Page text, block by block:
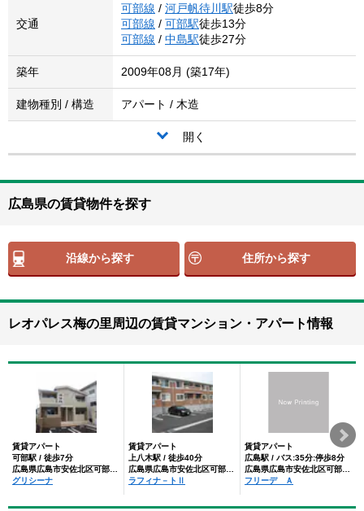
交通
可部線 / 河戸帆待川駅徒歩8分
可部線 / 可部駅徒歩13分
可部線 / 中島駅徒歩27分
築年 2009年08月 (築17年)
建物種別 / 構造 アパート / 木造
開く
広島県の賃貸物件を探す
沿線から探す 住所から探す
レオパレス梅の里周辺の賃貸マンション・アパート情報
賃貸アパート
可部駅 / 徒歩7分
グリシーナ
賃貸アパート
上八木駅 / 徒歩40分
ラフィナ－トⅡ
賃貸アパート
広島駅 / バス:35分:停歩8分
フリーデ Ａ